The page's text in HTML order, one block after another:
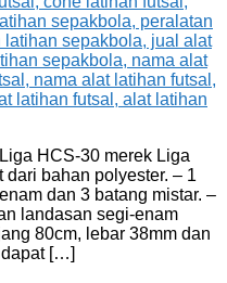
HCS-30 merek Liga
bahan polyester. – 1
dan 3 batang mistar. –
landasan segi-enam
80cm, lebar 38mm dan
dapat […]